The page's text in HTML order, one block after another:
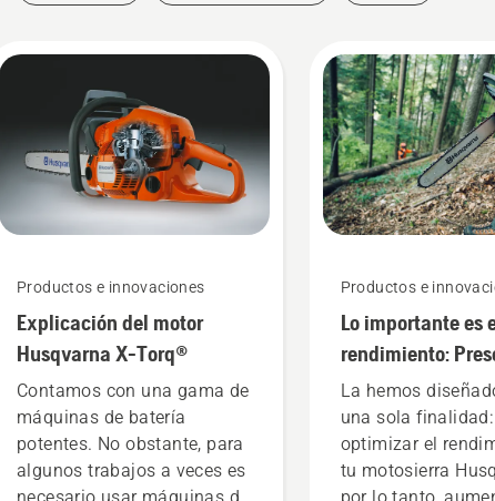
Productos e innovaciones
Explicación del motor
Husqvarna X-Torq®
Contamos con una gama de
máquinas de batería
potentes. No obstante, para
algunos trabajos a veces es
necesario usar máquinas de
Productos e
Lo importante es
rendimiento:
la cadena para
X-CUT® de
La hemos
una sola finalidad:
optimizar el
tu motosierra
por lo tanto,